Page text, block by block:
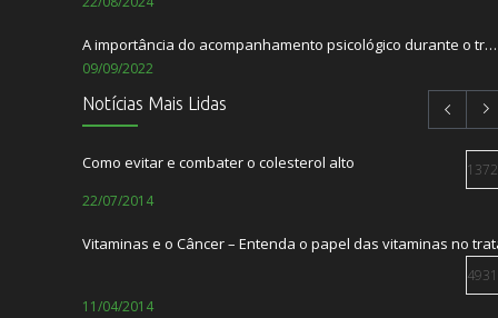
A importância do acompanhamento psicológico durante o tratamento do câncer.
09/09/2022
Setembro Amarelo – Mês de Prevenção ao Suicídio
31/05/2022
Centro de Combate ao Câncer e Laços Saúde lançam a Lacon
Notícias Mais Lidas
Como evitar e combater o colesterol alto
22/07/2014
Vitaminas e o Câncer – Entenda o papel das vitaminas no
11/04/2014